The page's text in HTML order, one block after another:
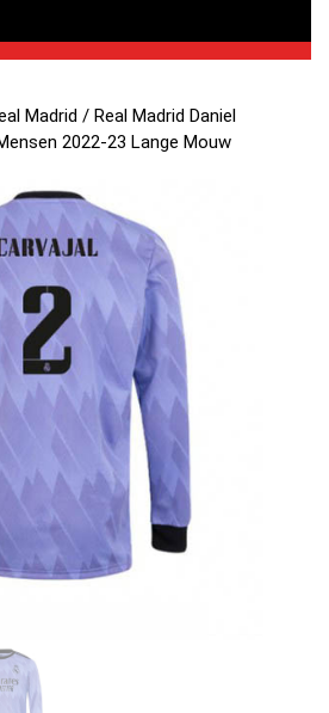
Madrid / Real Madrid Daniel
2022-23 Lange Mouw